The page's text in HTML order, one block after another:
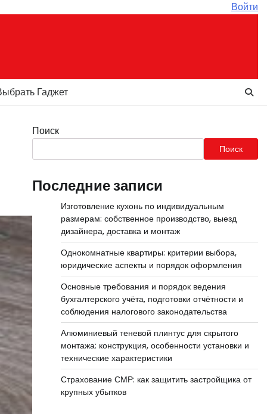
Войти
Гаджет
Поиск
Поиск
Последние записи
Изготовление кухонь по индивидуальным
размерам: собственное производство, выезд
дизайнера, доставка и монтаж
Однокомнатные квартиры: критерии выбора,
юридические аспекты и порядок оформления
Основные требования и порядок ведения
бухгалтерского учёта, подготовки отчётности и
соблюдения налогового законодательства
Алюминиевый теневой плинтус для скрытого
монтажа: конструкция, особенности установки и
технические характеристики
Страхование СМР: как защитить застройщика от
крупных убытков